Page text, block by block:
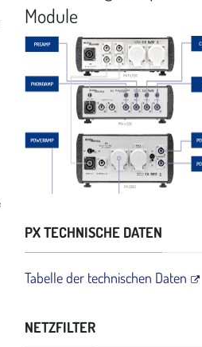
Module
PX TECHNISCHE DATEN
Tabelle der technischen Daten
NETZFILTER